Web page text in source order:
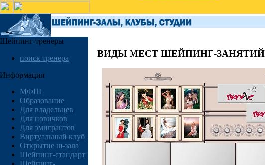
Шейпинг-тренеры
поиск тренера
Информация
МФШ
Образование
Для владельцев
Для новичков
Для эмигрантов
Виртуальный клуб
Открытие ш-зала
Шейпинг-стандарт
Шейпинг-
ВИДЫ МЕСТ ШЕЙПИНГ-ЗАНЯТИЙ